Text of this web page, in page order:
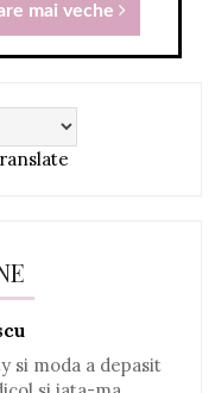
mai veche
si moda a depasit